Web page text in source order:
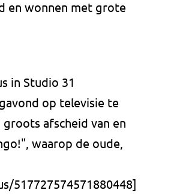
en wonnen met grote
in Studio 31
op televisie te
afscheid van en
waarop de oude,
517727574571880448]